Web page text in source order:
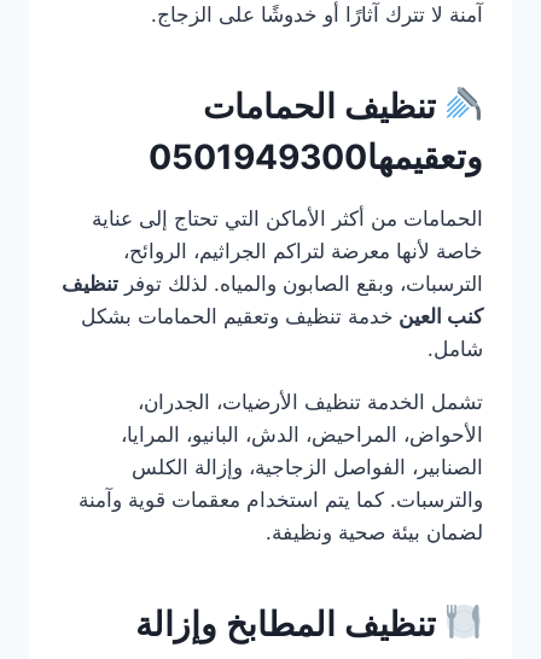
آمنة لا تترك آثارًا أو خدوشًا على الزجاج.
تنظيف الحمامات
وتعقيمها0501949300
الحمامات من أكثر الأماكن التي تحتاج إلى عناية
خاصة لأنها معرضة لتراكم الجراثيم، الروائح،
الترسبات، وبقع الصابون والمياه. لذلك توفر تنظيف
كنب العين خدمة تنظيف وتعقيم الحمامات بشكل
شامل.
تشمل الخدمة تنظيف الأرضيات، الجدران،
الأحواض، المراحيض، الدش، البانيو، المرايا،
الصنابير، الفواصل الزجاجية، وإزالة الكلس
والترسبات. كما يتم استخدام معقمات قوية وآمنة
لضمان بيئة صحية ونظيفة.
تنظيف المطابخ وإزالة